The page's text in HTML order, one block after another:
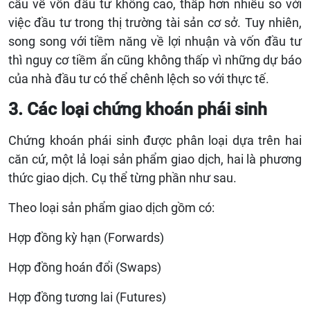
cầu về vốn đầu tư không cao, thấp hơn nhiều so với
việc đầu tư trong thị trường tài sản cơ sở. Tuy nhiên,
song song với tiềm năng về lợi nhuận và vốn đầu tư
thì nguy cơ tiềm ẩn cũng không thấp vì những dự báo
của nhà đầu tư có thể chênh lệch so với thực tế.
3. Các loại chứng khoán phái sinh
Chứng khoán phái sinh được phân loại dựa trên hai
căn cứ, một lả loại sản phẩm giao dịch, hai là phương
thức giao dịch. Cụ thể từng phần như sau.
Theo loại sản phẩm giao dịch gồm có:
Hợp đồng kỳ hạn (Forwards)
Hợp đồng hoán đổi (Swaps)
Hợp đồng tương lai (Futures)